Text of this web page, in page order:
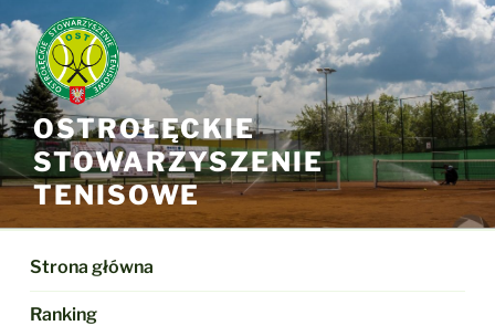
do
treści
OSTROŁĘCKIE
STOWARZYSZENIE
TENISOWE
Strona główna
Ranking